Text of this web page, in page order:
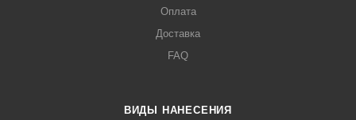
Оплата
Доставка
FAQ
ВИДЫ НАНЕСЕНИЯ